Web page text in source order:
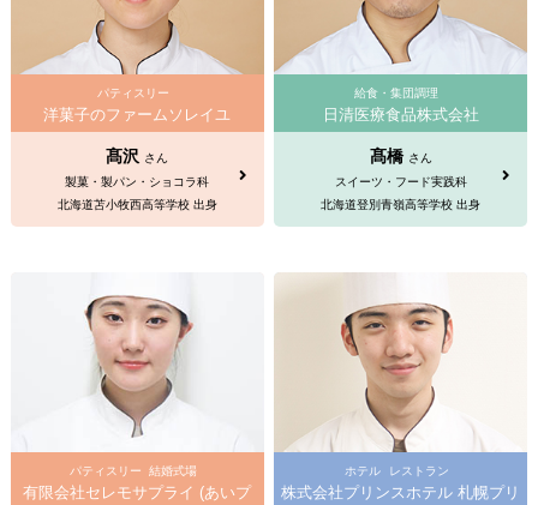
パティスリー
洋菓子のファームソレイユ
髙沢 さん
製菓・製パン・ショコラ科
北海道苫小牧西高等学校 出身
給食・集団調理
日清医療食品株式会社
髙橋 さん
スイーツ・フード実践科
北海道登別青嶺高等学校 出身
パティスリー 結婚式場
有限会社セレモサプライ (あいプ
ホテル レストラン
株式会社プリンスホテル 札幌プリ